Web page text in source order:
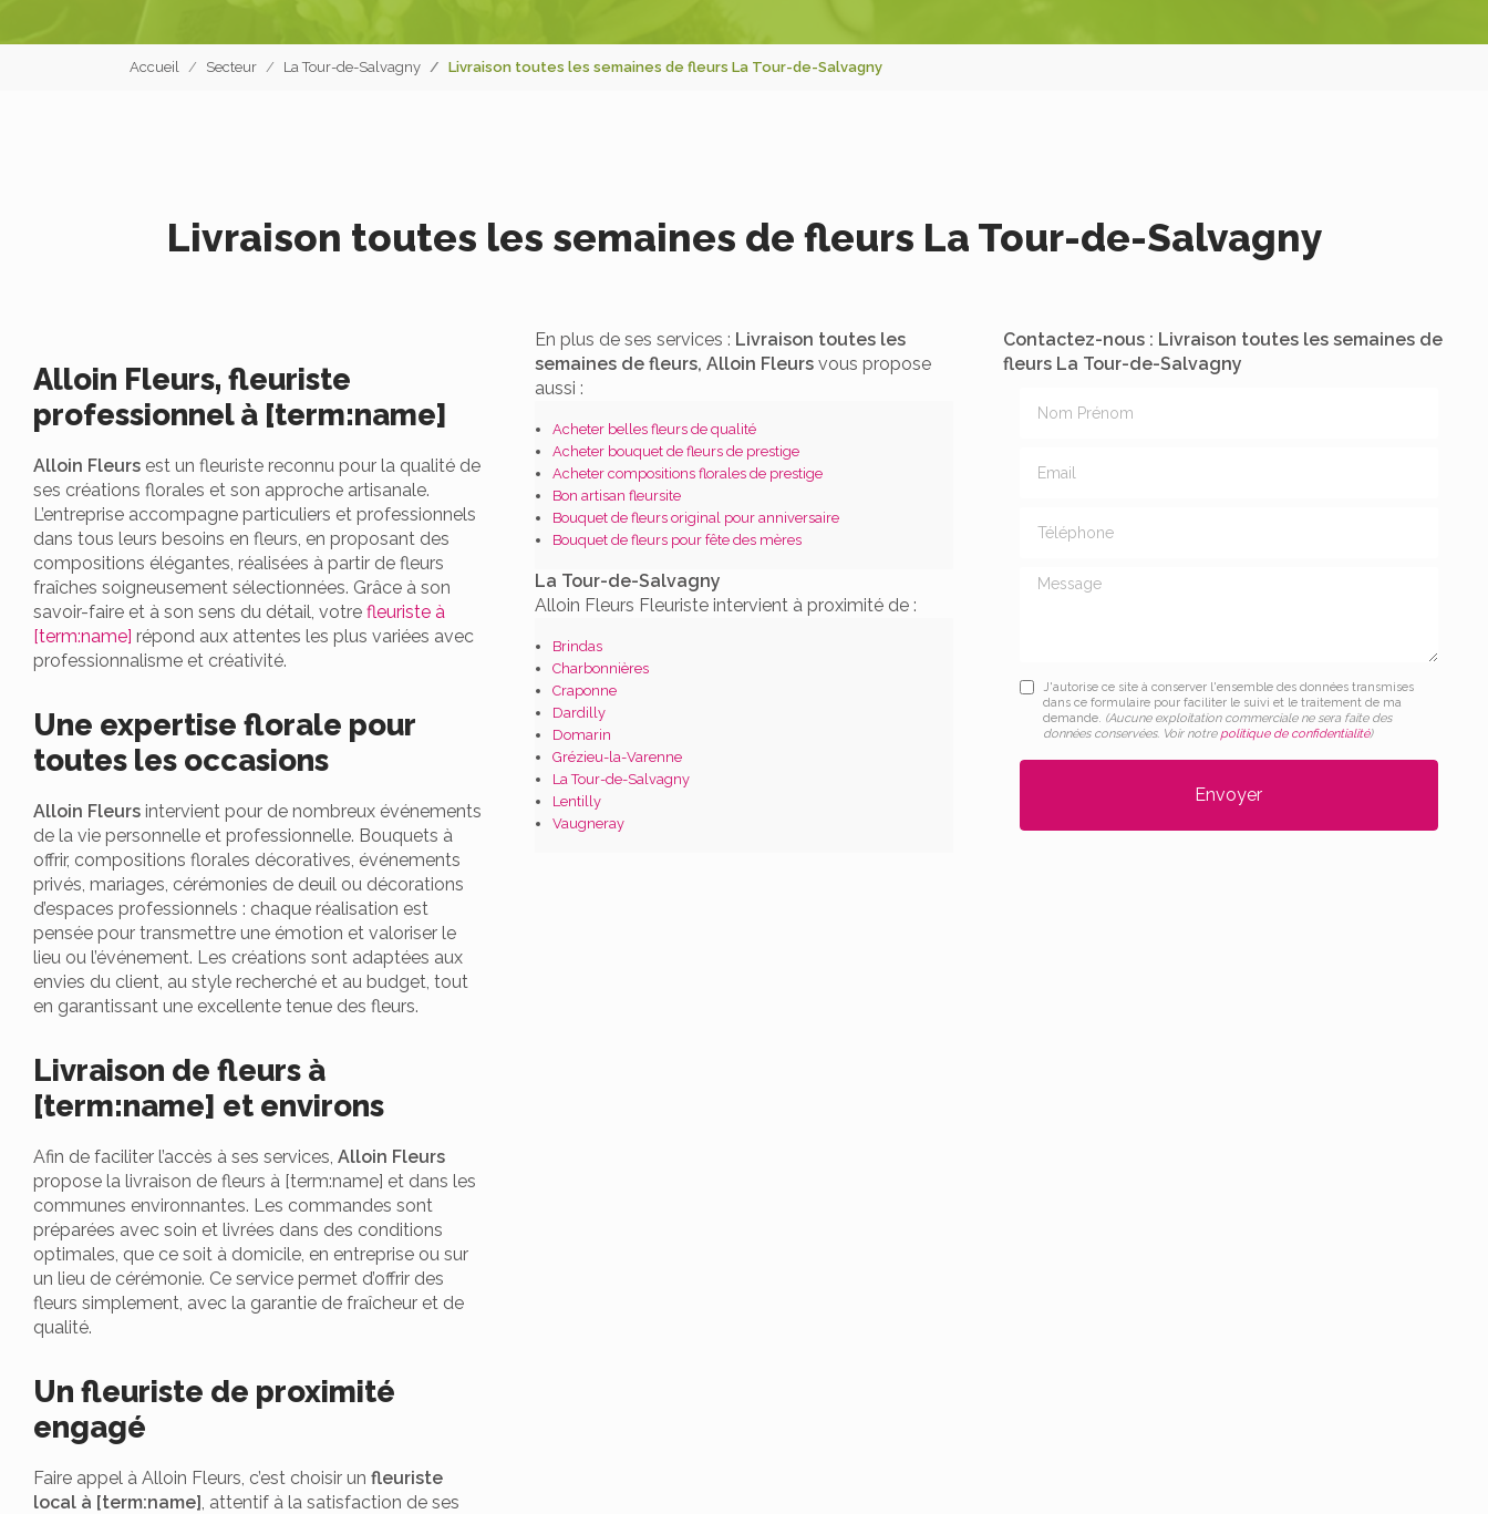
Accueil Secteur La Tour-de-Salvagny Livraison toutes les semaines de fleurs La Tour-de-Salvagny
Livraison toutes les semaines de fleurs La Tour-de-Salvagny
Alloin Fleurs, fleuriste
professionnel à [term:name]
Alloin Fleurs est un fleuriste reconnu pour la qualité de
ses créations florales et son approche artisanale.
L’entreprise accompagne particuliers et professionnels
dans tous leurs besoins en fleurs, en proposant des
compositions élégantes, réalisées à partir de fleurs
fraîches soigneusement sélectionnées. Grâce à son
savoir-faire et à son sens du détail, votre fleuriste à
[term:name] répond aux attentes les plus variées avec
professionnalisme et créativité.
Une expertise florale pour
toutes les occasions
Alloin Fleurs intervient pour de nombreux événements
de la vie personnelle et professionnelle. Bouquets à
offrir, compositions florales décoratives, événements
privés, mariages, cérémonies de deuil ou décorations
d’espaces professionnels : chaque réalisation est
pensée pour transmettre une émotion et valoriser le
lieu ou l’événement. Les créations sont adaptées aux
envies du client, au style recherché et au budget, tout
en garantissant une excellente tenue des fleurs.
Livraison de fleurs à
[term:name] et environs
Afin de faciliter l’accès à ses services, Alloin Fleurs
propose la livraison de fleurs à [term:name] et dans les
communes environnantes. Les commandes sont
préparées avec soin et livrées dans des conditions
optimales, que ce soit à domicile, en entreprise ou sur
un lieu de cérémonie. Ce service permet d’offrir des
fleurs simplement, avec la garantie de fraîcheur et de
qualité.
Un fleuriste de proximité
engagé
Faire appel à Alloin Fleurs, c’est choisir un fleuriste
local à [term:name], attentif à la satisfaction de ses
En plus de ses services : Livraison toutes les
semaines de fleurs, Alloin Fleursvous propose
aussi :
Acheter belles fleurs de qualité
Acheter bouquet de fleurs de prestige
Acheter compositions florales de prestige
Bon artisan fleursite
Bouquet de fleurs original pour anniversaire
Bouquet de fleurs pour fête des mères
La Tour-de-Salvagny
Alloin Fleurs Fleuriste intervient à proximité de :
Brindas
Charbonnières
Craponne
Dardilly
Domarin
Grézieu-la-Varenne
La Tour-de-Salvagny
Lentilly
Vaugneray
Contactez-nous : Livraison toutes les semaines de
fleurs La Tour-de-Salvagny
Message
J'autorise ce site à conserver l'ensemble des données transmises
dans ce formulaire pour faciliter le suivi et le traitement de ma
demande. (Aucune exploitation commerciale ne sera faite des
données conservées. Voir notre politique de confidentialité)